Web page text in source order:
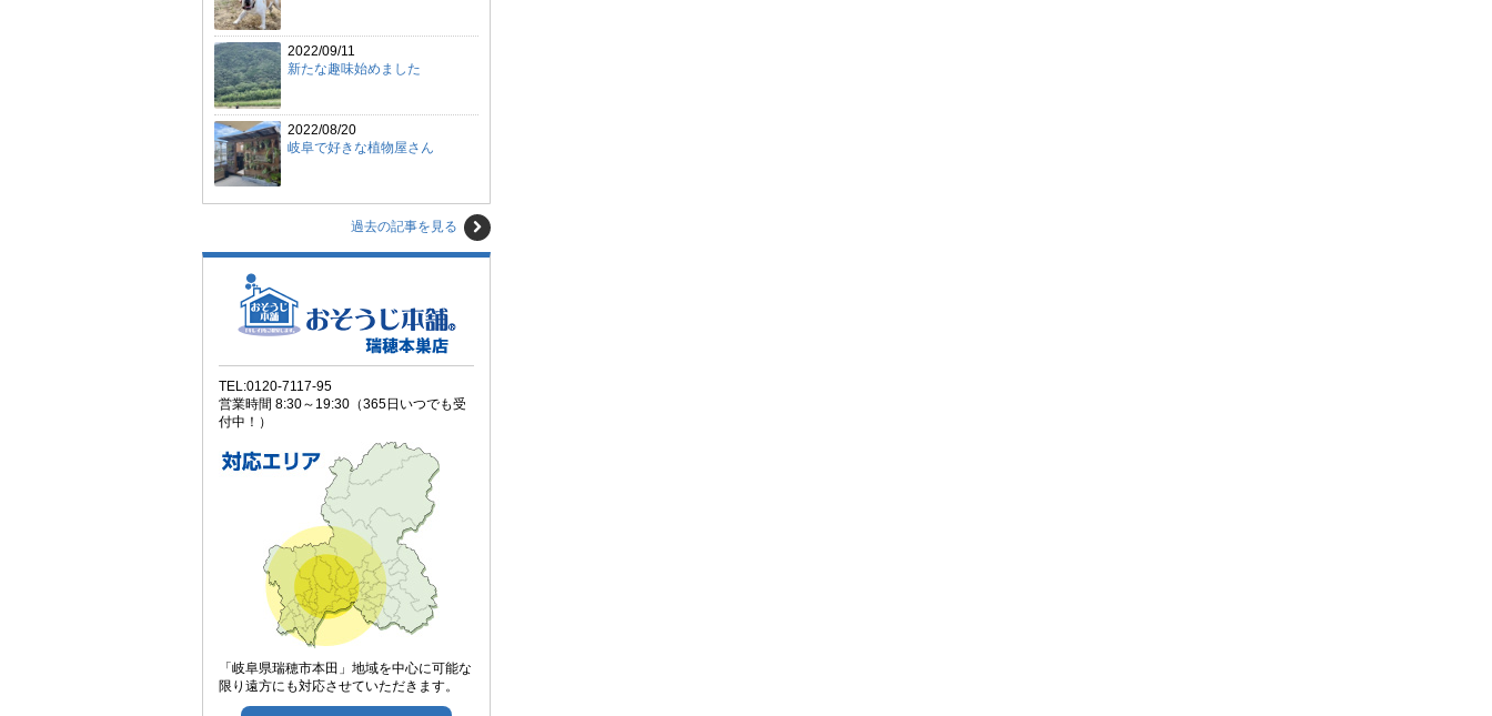
2022/09/11
新たな趣味始めました
2022/08/20
岐阜で好きな植物屋さん
過去の記事を見る
TEL:0120-7117-95
営業時間 8:30～19:30（365日いつでも受
付中！）
「岐阜県瑞穂市本田」地域を中心に可能な
限り遠方にも対応させていただきます。